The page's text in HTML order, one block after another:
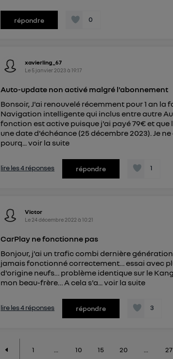
répondre 0
xavierling_67
Le 5 janvier 2023 à19:17
Auto-update non activé malgré l'abonnement
Bonsoir, J'ai renouvelé récemment pour 1 an la
Navigation intelligente qui inclus entre autre
fonction est active puisque j'ai payé 79€ et que
une date d'échéance (25 décembre 2023). Je
pourq...voir la suite
lire les 4 réponses répondre 1
Victor
Le 24 décembre 2022 à10:21
CarPlay ne fonctionne pas
Bonjour, j'ai un trafic combi dernière génération
jamais fonctionné correctement… essai avec
d'origine neufs… problème identique sur le
mon beau-frère… A cela s'a...voir la suite
lire les 4 réponses répondre 3
1 10 15 20 27